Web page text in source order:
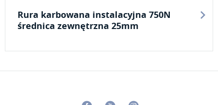
Rura karbowana instalacyjna 750N
średnica zewnętrzna 25mm